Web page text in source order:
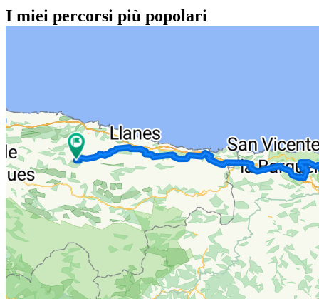
I miei percorsi più popolari